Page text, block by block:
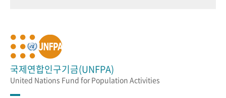
국제연합인구기금(UNFPA)
United Nations Fund for Population Activities